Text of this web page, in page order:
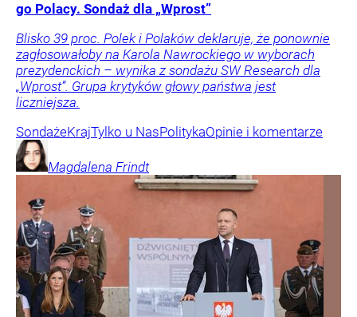
go Polacy. Sondaż dla „Wprost”
Blisko 39 proc. Polek i Polaków deklaruje, że ponownie
zagłosowałoby na Karola Nawrockiego w wyborach
prezydenckich – wynika z sondażu SW Research dla
„Wprost”. Grupa krytyków głowy państwa jest
liczniejsza.
SondażeKrajTylko u NasPolitykaOpinie i komentarze
Magdalena Frindt